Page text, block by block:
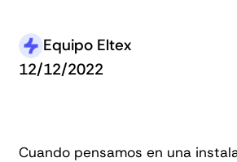
Equipo Eltex
12/12/2022
Cuando pensamos en una